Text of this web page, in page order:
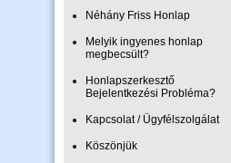
Néhány Friss Honlap
Melyik ingyenes honlap
megbecsült?
Honlapszerkesztő
Bejelentkezési Probléma?
Kapcsolat / Ügyfélszolgálat
Köszönjük